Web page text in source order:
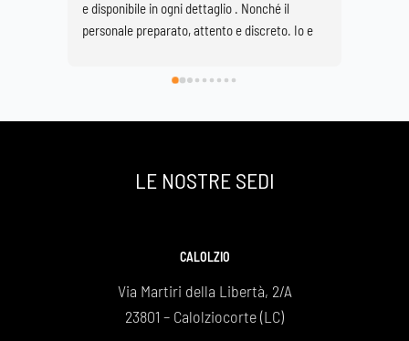
e disponibile in ogni dettaglio . Nonché il
personale preparato, attento e discreto. Io e
di avervi scelto e così facendo onorato al
spenta a 89 anni ma che sarà per sempre la
Daniela e Giovanna BonaitiLE NOSTRE SEDI
CALOLZIO
Via Martiri della Libertà, 2/A
23801 – Calolziocorte (LC)